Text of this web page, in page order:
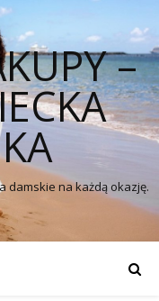
–
damskie na każdą okazję.